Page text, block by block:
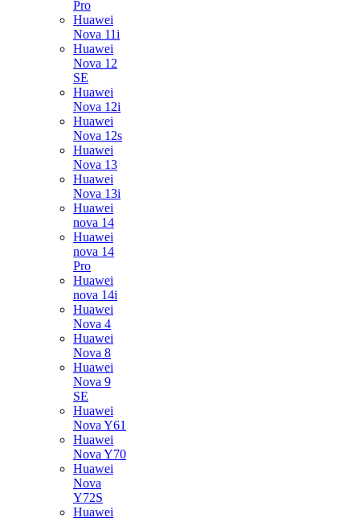
Pro
Huawei
Nova 11i
Huawei
Nova 12
SE
Huawei
Nova 12i
Huawei
Nova 12s
Huawei
Nova 13
Huawei
Nova 13i
Huawei
nova 14
Huawei
nova 14
Pro
Huawei
nova 14i
Huawei
Nova 4
Huawei
Nova 8
Huawei
Nova 9
SE
Huawei
Nova Y61
Huawei
Nova Y70
Huawei
Nova
Y72S
Huawei